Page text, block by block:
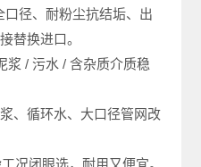
径、耐粉尘抗结垢、出
替换进口。
浆 / 污水 / 含杂质介质稳
、循环水、大口径管网改
况闭眼选，耐用又便宜。